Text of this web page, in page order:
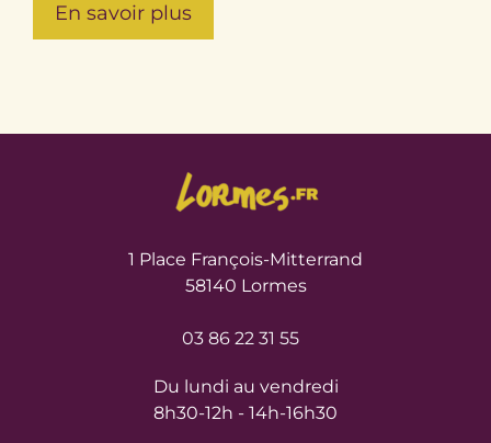
En savoir plus
1 Place François-Mitterrand
58140 Lormes
03 86 22 31 55
Du lundi au vendredi
8h30-12h - 14h-16h30